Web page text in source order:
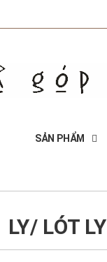
SẢN PHẨM
LY/ LÓT LY